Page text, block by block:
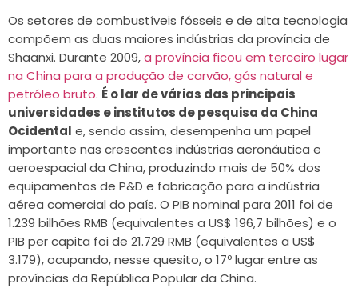
Os setores de combustíveis fósseis e de alta tecnologia
compõem as duas maiores indústrias da província de
Shaanxi. Durante 2009,a província ficou em terceiro lugar
na China para a produção de carvão, gás natural e
petróleo bruto. É o lar de várias das principais
universidades e institutos de pesquisa da China
Ocidental e, sendo assim, desempenha um papel
importante nas crescentes indústrias aeronáutica e
aeroespacial da China, produzindo mais de 50% dos
equipamentos de P&D e fabricação para a indústria
aérea comercial do país. O PIB nominal para 2011 foi de
1.239 bilhões RMB (equivalentes a US$ 196,7 bilhões) e o
PIB per capita foi de 21.729 RMB (equivalentes a US$
3.179), ocupando, nesse quesito, o 17º lugar entre as
províncias da República Popular da China.